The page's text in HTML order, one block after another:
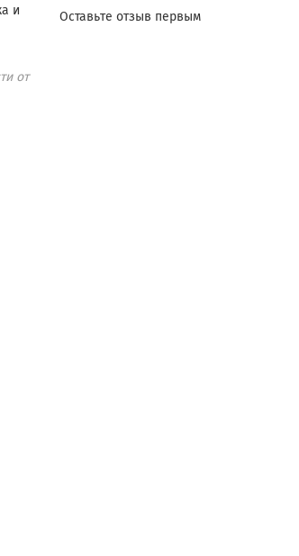
Оставьте отзыв первым
и
от